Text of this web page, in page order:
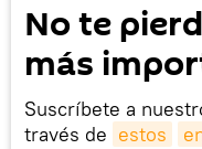
No te
más
Suscríbete a
través de estos